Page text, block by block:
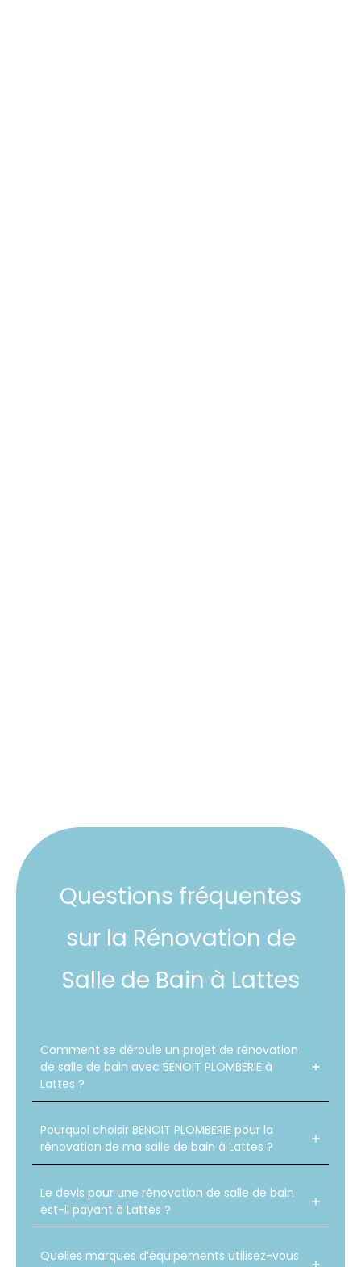
Questions fréquentes
sur la Rénovation de
Salle de Bain à Lattes
Comment se déroule un projet de rénovation
de salle de bain avec BENOIT PLOMBERIE à
Lattes ?
Pourquoi choisir BENOIT PLOMBERIE pour la
rénovation de ma salle de bain à Lattes ?
Le devis pour une rénovation de salle de bain
est-il payant à Lattes ?
Quelles marques d’équipements utilisez-vous